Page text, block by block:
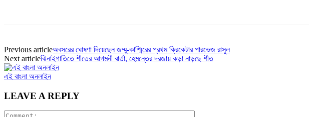
Previous articleঅবসরের ঘোষণা দিয়েছেন জম্মু-কাশ্মিরের প্রথম ক্রিকেটার পারভেজ রাসুল
Next articleঝিনাইগাতিতে শীতের আগমনী বার্তা, হেমন্তের দরজায় কড়া নাড়ছে শীত
এই বাংলা অনলাইন
LEAVE A REPLY